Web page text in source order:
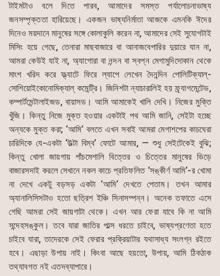
টাইমটাও বলে দিতে পারব, আমাদের সমস্ত পর্যালোচনাভাষ্য
জনসম্পৃক্ততা হারিয়েছে। একজন ভাষ্যনির্মাতা আজকে এমনকি ঈদের
দিনেও ময়দানে মানুষের সঙ্গে কোলাকুলি করেন না, আমাদের সেই সুযোগটাই
মিসিং হয়ে গেছে, তেনারা মাছবাজারে বা আনাজবেপারির দুয়ারে যান না,
আমরা কেউই যাই না, অ্যাগোরা বা নন্দন বা স্বপ্ন মেগামুদিদোকান থেকে
মাংশ খরিদ করে ফ্ল্যাটে ফিরে ল্যাপে লেখেন দৈনন্দিন পোলিটিক্যাল্-
সোশিয়োইকোনোমিক্যাল্ কমেন্ট্রি। জিনিশটা ন্যাচারালিই হয় ফ্র্যাগমেন্টেড,
কম্পার্টমেন্টালাইজড, বায়াসড। আমি আমাকেই খালি দেখি। নিজের মুক্তি
খুঁজি। কিন্তু নিজে মুক্ত হওয়ার একটাই পথ আমি জানি, সেইটা হচ্ছে
অন্যকে মুক্ত করা; ‘আমি’ বলতে এখন সবাই আমরা মেগাশপের কাচঘেরা
চারিদিকে যে-একটা ‘উল্টা বিম্ব’ ফোটে আমার, — শুধু সেইটেকেই বুঝি;
কিন্তু খোলা জায়গায় পাঁচমেশালি বিত্তের ও চিত্তের মানুষের ভিড়ে
বাজারসদাই করলে সেখানে নকল কাচে প্রতিফলিত ‘সঙ্কীর্ণ আমি’-র খোমা
না দেখে একটু বড়সড় একটা ‘আমি’ দেখতে পেতাম। তখন আমার
অ্যানালিসিসটাও হতো ছত্রিশ ইঞ্চি সিনাসম্পন্ন। অনেক তফাতে এসে
গেছি আমরা সেই জায়গাটা থেকে। এখন আর ফেরা যাবে কি না আমি
সন্দেহসঙ্কুল। তবে যারা জাতির পাল্স ধরতে চাইবে, ভাষ্যপ্রণেতা হতে
চাইবে যারা, তাদেরকে সেই ফেরার প্রক্রিয়াটার যথাসাধ্য সংলগ্ন রইতে
হবে। এছাড়া উপায় নাই। কিংবা আছে হয়তো, উপায়, আমি ঠিকঠাক
তথ্যাবগত নই এতদব্যাপারে।